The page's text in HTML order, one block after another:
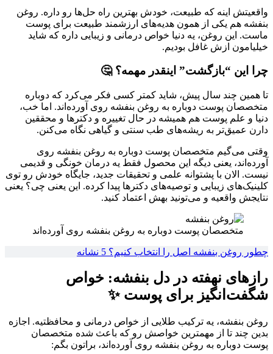
واقعیتش اینه که طبیعت، خودش بهترین راه حل‌ها رو داره. روغن
بنفشه هم یکی از همون هدیه‌های ارزشمند طبیعت برای پوست
ماست. این روغن، یه دنیا خواص درمانی و زیبایی داره که شاید
خیلیامون ازش غافل بودیم.
چرا این “بازگشت” اینقدر مهمه؟ 🤔
تا همین چند سال پیش، شاید کمتر کسی فکر می‌کرد که دوباره
متخصصان پوست دوباره به روغن بنفشه روی آورده‌اند. اما خب،
دنیا و علم پوست هم همیشه در حال تغییره و دکترها و محققین
دارن عمیق‌تر به ریشه‌های طب سنتی و گیاهی نگاه می‌کنن.
وقتی می‌گیم متخصصان پوست دوباره به روغن بنفشه روی
آورده‌اند، یعنی دیگه این محصول فقط یه درمان خونگی و قدیمی
نیست. الان با پشتوانه علمی و تحقیقات جدید، جایگاه خودش رو توی
کلینیک‌های زیبایی و توصیه‌های دکترها پیدا کرده. این یعنی چی؟ یعنی
نتایجش واقعیه و می‌تونید بهش اعتماد کنید.
متخصصان پوست دوباره به روغن بنفشه روی آورده‌اند
چطور روغن بنفشه اصل را انتخاب کنیم؟ 5 نشانه
رازهای نهفته در دل بنفشه: خواص
شگفت‌انگیز برای پوست ✨
روغن بنفشه، یه ترکیب طلایی از خواص درمانی و محافظتیه. اجازه
بدین چند تا از مهمترین خواصش رو که باعث شده متخصصان
پوست دوباره به روغن بنفشه روی آورده‌اند، براتون بگم: